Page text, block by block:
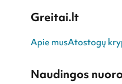
Greitai.lt
Apie musAtostogų
Naudingos